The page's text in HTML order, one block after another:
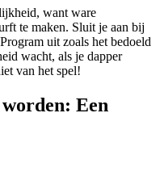
want ware
te maken. Sluit je aan bij
uit zoals het bedoeld
wacht, als je dapper
van het spel!
Een